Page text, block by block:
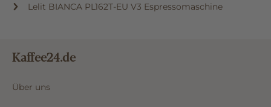
Lelit BIANCA PL162T-EU V3 Espressomaschine
Kaffee24.de
Über uns